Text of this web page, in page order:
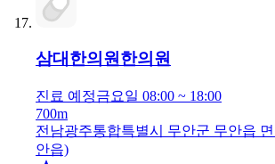
삼대한의원한의원
진료 예정금요일 08:00 ~ 18:00
700m
전남광주통합특별시 무안군 무안읍
안읍)